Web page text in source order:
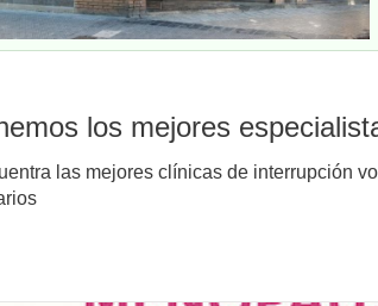
los mejores
las mejores clínicas de interrupción